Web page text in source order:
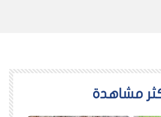
مشاهدة